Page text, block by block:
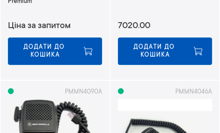
Premium
Ціна за запитом
ДОДАТИ ДО
КОШИКА
7020.00
ДОДАТИ ДО
КОШИКА
PMMN4090A PMMN4046A